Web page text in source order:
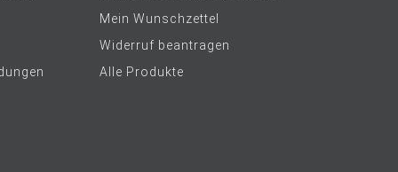
Mein Wunschzettel
Widerruf beantragen
Alle Produkte